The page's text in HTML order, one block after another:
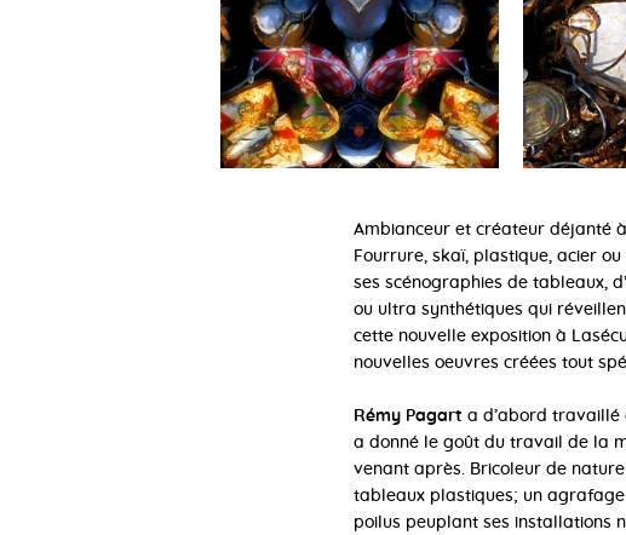
Ambianceur et créateur déjanté
Fourrure, skaï, plastique, acier
ses scénographies de tableaux,
ou ultra synthétiques qui
cette nouvelle exposition à
nouvelles oeuvres créées tout
Rémy Pagart a d’abord travaillé
a donné le goût du travail de la
venant après. Bricoleur de
tableaux plastiques; un agrafage
poilus peuplant ses installations